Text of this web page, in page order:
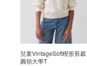
兒童VintageSoft楔形剪
圓領大學T